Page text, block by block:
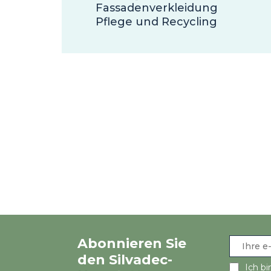
Fassadenverkleidung
Pflege und Recycling
Abonnieren Sie
den Silvadec-
Ich